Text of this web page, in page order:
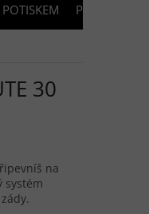
PŮJČOVNA
30
na
systém